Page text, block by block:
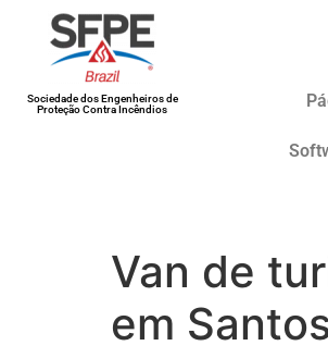
Sociedade dos Engenheiros de
Proteção Contra Incêndios
Van de
em